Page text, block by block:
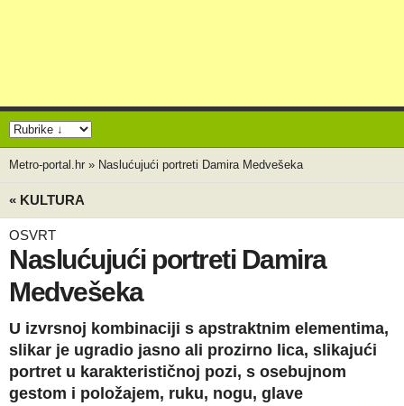
Metro-portal.hr » Naslućujući portreti Damira Medvešeka
« KULTURA
OSVRT
Naslućujući portreti Damira
Medvešeka
U izvrsnoj kombinaciji s apstraktnim elementima,
slikar je ugradio jasno ali prozirno lica, slikajući
portret u karakterističnoj pozi, s osebujnom
gestom i položajem, ruku, nogu, glave